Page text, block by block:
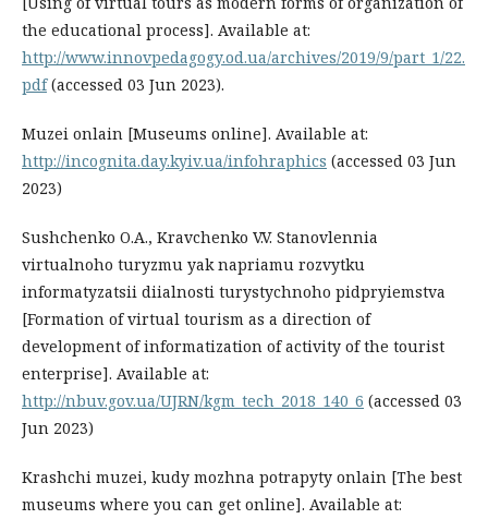
the educational process]. Available at:
http://www.innovpedagogy.od.ua/archives/2019/9/part_1/22.
pdf(accessed 03 Jun 2023).
Muzei onlain [Museums online]. Available at:
http://incognita.day.kyiv.ua/infohraphics (accessed 03 Jun
2023)
Sushchenko O.A., Kravchenko V.V. Stanovlennia
virtualnoho turyzmu yak napriamu rozvytku
informatyzatsii diialnosti turystychnoho pidpryiemstva
[Formation of virtual tourism as a direction of
development of informatization of activity of the tourist
enterprise]. Available at:
http://nbuv.gov.ua/UJRN/kgm_tech_2018_140_6 (accessed 03
Jun 2023)
Krashchi muzei, kudy mozhna potrapyty onlain [The best
museums where you can get online]. Available at: